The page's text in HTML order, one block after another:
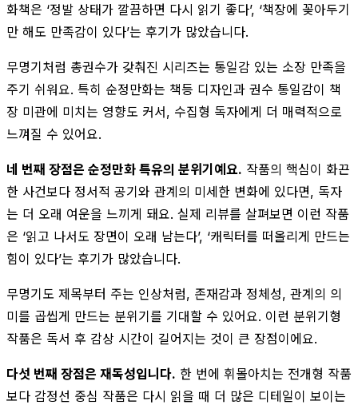
화책은 ‘정발 상태가 깔끔하면 다시 읽기 좋다’, ‘책장에 꽂아두기
만 해도 만족감이 있다’는 후기가 많았습니다.
무명기처럼 총권수가 갖춰진 시리즈는 통일감 있는 소장 만족을
주기 쉬워요. 특히 순정만화는 책등 디자인과 권수 통일감이 책
장 미관에 미치는 영향도 커서, 수집형 독자에게 더 매력적으로
느껴질 수 있어요.
네 번째 장점은 순정만화 특유의 분위기예요. 작품의 핵심이 화끈
한 사건보다 정서적 공기와 관계의 미세한 변화에 있다면, 독자
는 더 오래 여운을 느끼게 돼요. 실제 리뷰를 살펴보면 이런 작품
은 ‘읽고 나서도 장면이 오래 남는다’, ‘캐릭터를 떠올리게 만드는
힘이 있다’는 후기가 많았습니다.
무명기도 제목부터 주는 인상처럼, 존재감과 정체성, 관계의 의
미를 곱씹게 만드는 분위기를 기대할 수 있어요. 이런 분위기형
작품은 독서 후 감상 시간이 길어지는 것이 큰 장점이에요.
다섯 번째 장점은 재독성입니다. 한 번에 휘몰아치는 전개형 작품
보다 감정선 중심 작품은 다시 읽을 때 더 많은 디테일이 보이는